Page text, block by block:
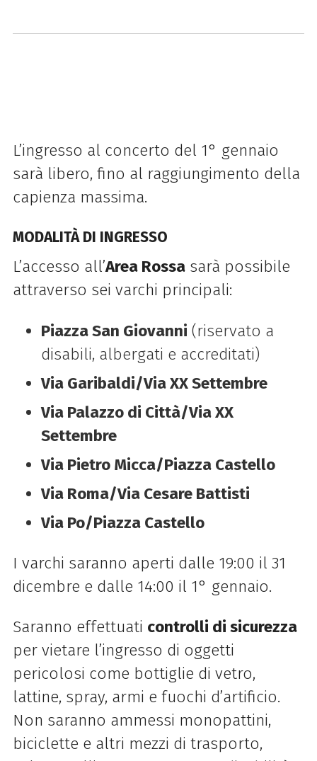
L’ingresso al concerto del 1° gennaio
sarà libero, fino al raggiungimento della
capienza massima.
MODALITÀ DI INGRESSO
L’accesso all’Area Rossasarà possibile
attraverso sei varchi principali:
Piazza San Giovanni (riservato a
disabili, albergati e accreditati)
Via Garibaldi/Via XX Settembre
Via Palazzo di Città/Via XX
Settembre
Via Pietro Micca/Piazza Castello
Via Roma/Via Cesare Battisti
Via Po/Piazza Castello
I varchi saranno aperti dalle 19:00 il 31
dicembre e dalle 14:00 il 1° gennaio.
Saranno effettuati controlli di sicurezza
per vietare l’ingresso di oggetti
pericolosi come bottiglie di vetro,
lattine, spray, armi e fuochi d’artificio.
Non saranno ammessi monopattini,
biciclette e altri mezzi di trasporto,